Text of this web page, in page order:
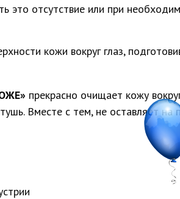
это отсутствие или при
кожи вокруг глаз,
прекрасно очищает кожу
Вместе с тем, не оставляет на